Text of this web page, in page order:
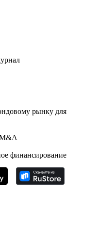
рынку для
финансирование